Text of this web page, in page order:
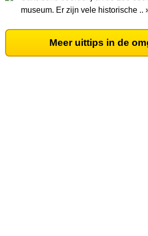
museum. Er zijn vele historische ..
Meer uittips in de